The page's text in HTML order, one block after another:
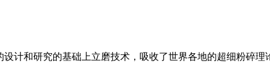
计和研究的基础上立磨技术，吸收了世界各地的超细粉碎